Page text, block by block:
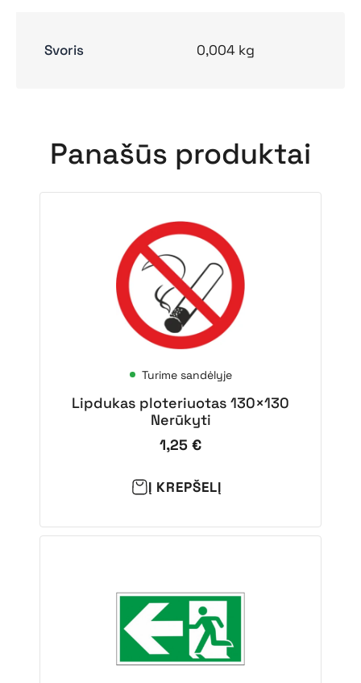
Svoris 0,004 kg
Panašūs produktai
Turime sandėlyje
Lipdukas ploteriuotas 130×130
Nerūkyti
1,25 €
Į KREPŠELĮ